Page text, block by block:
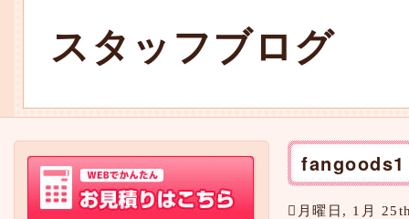
スタッフブログ
fangoods1
月曜日, 1月